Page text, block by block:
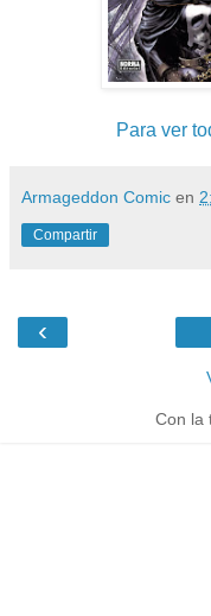
Para ver
Armageddon Comic en
Compartir
‹
Con la